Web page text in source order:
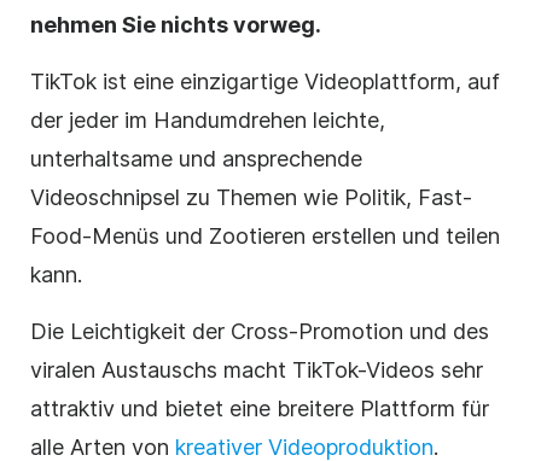
nehmen Sie nichts vorweg.
TikTok ist eine einzigartige Videoplattform, auf
der jeder im Handumdrehen leichte,
unterhaltsame und ansprechende
Videoschnipsel zu Themen wie Politik, Fast-
Food-Menüs und Zootieren erstellen und teilen
kann.
Die Leichtigkeit der Cross-Promotion und des
viralen Austauschs macht TikTok-Videos sehr
attraktiv und bietet eine breitere Plattform für
alle Arten von kreativer Videoproduktion.